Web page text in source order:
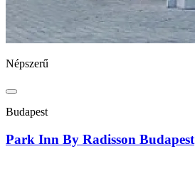
Népszerű
Budapest
Park Inn By Radisson Budapest